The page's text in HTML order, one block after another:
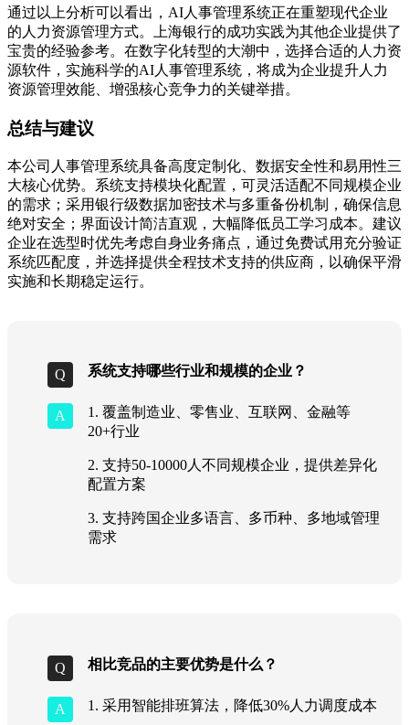
通过以上分析可以看出，AI人事管理系统正在重塑现代企业
的人力资源管理方式。上海银行的成功实践为其他企业提供了
宝贵的经验参考。在数字化转型的大潮中，选择合适的人力资
源软件，实施科学的AI人事管理系统，将成为企业提升人力
资源管理效能、增强核心竞争力的关键举措。
总结与建议
本公司人事管理系统具备高度定制化、数据安全性和易用性三
大核心优势。系统支持模块化配置，可灵活适配不同规模企业
的需求；采用银行级数据加密技术与多重备份机制，确保信息
绝对安全；界面设计简洁直观，大幅降低员工学习成本。建议
企业在选型时优先考虑自身业务痛点，通过免费试用充分验证
系统匹配度，并选择提供全程技术支持的供应商，以确保平滑
实施和长期稳定运行。
系统支持哪些行业和规模的企业？
1. 覆盖制造业、零售业、互联网、金融等
20+行业
2. 支持50-10000人不同规模企业，提供差异化
配置方案
3. 支持跨国企业多语言、多币种、多地域管理
需求
相比竞品的主要优势是什么？
1. 采用智能排班算法，降低30%人力调度成本